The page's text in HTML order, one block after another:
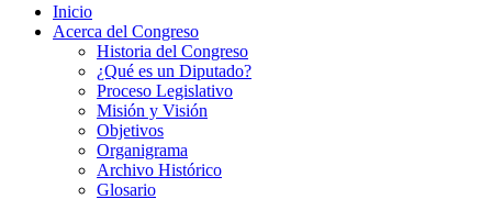
Inicio
Acerca del Congreso
Historia del Congreso
¿Qué es un Diputado?
Proceso Legislativo
Misión y Visión
Objetivos
Organigrama
Archivo Histórico
Glosario